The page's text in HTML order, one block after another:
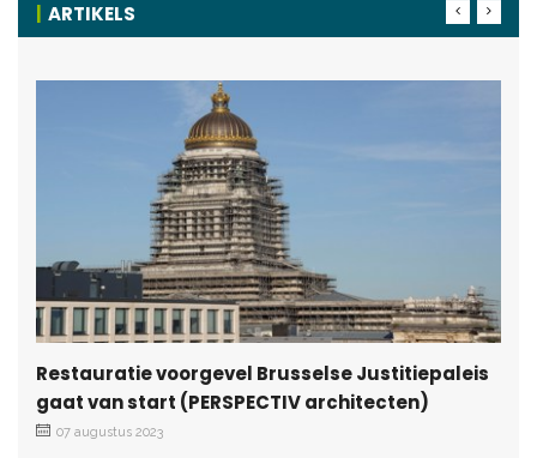
ARTIKELS
Restauratie voorgevel Brusselse Justitiepaleis
gaat van start (PERSPECTIV architecten)
07 augustus 2023